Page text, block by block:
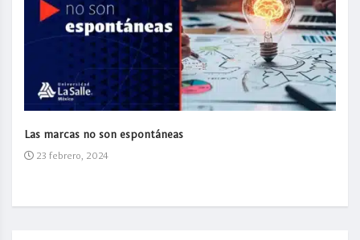
Las marcas no son espontáneas
23 febrero, 2024